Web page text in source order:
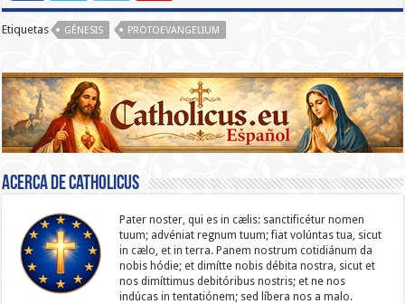
Etiquetas GÉNESIS PROTOEVANGELIUM
Acerca de catholicus
Pater noster, qui es in cælis: sanc­ti­ficétur nomen
tuum; advéniat regnum tuum; fiat volúntas tua, sicut
in cælo, et in terra. Panem nostrum cotidiánum da
nobis hódie; et dimítte nobis débita nostra, sicut et
nos dimíttimus debitóribus nostris; et ne nos
indúcas in ten­ta­tiónem; sed líbera nos a malo.